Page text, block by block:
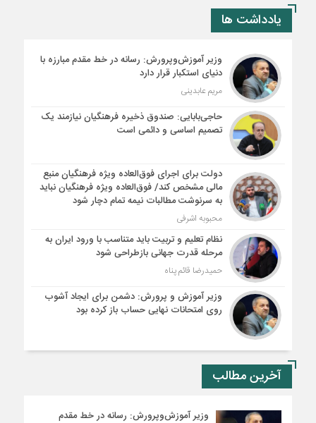
یادداشت ها
وزیر آموزش‌وپرورش: رسانه در خط مقدم مبارزه با
دنیای استکبار قرار دارد
مریم عابدینی
حاجی‌بابایی: صندوق ذخیره فرهنگیان نیازمند یک
تصمیم اساسی و دائمی است
دولت برای اجرای فوق‌العاده ویژه فرهنگیان منبع
مالی مشخص کند/ فوق‌العاده ویژه فرهنگیان نباید
به سرنوشت مطالبات نیمه‌ تمام دچار شود
محبوبه اشرفی
نظام تعلیم و تربیت باید متناسب با ورود ایران به
مرحله قدرت جهانی بازطراحی شود
حمیدرضا قائم پناه
وزیر آموزش و پرورش: دشمن برای ایجاد آشوب
روی امتحانات نهایی حساب باز کرده بود
آخرین مطالب
وزیر آموزش‌وپرورش: رسانه در خط مقدم